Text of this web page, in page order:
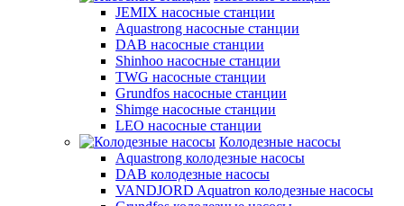
JEMIX насосные станции
Aquastrong насосные станции
DAB насосные станции
Shinhoo насосные станции
TWG насосные станции
Grundfos насосные станции
Shimge насосные станции
LEO насосные станции
Колодезные насосы
Aquastrong колодезные насосы
DAB колодезные насосы
VANDJORD Aquatron колодезные насосы